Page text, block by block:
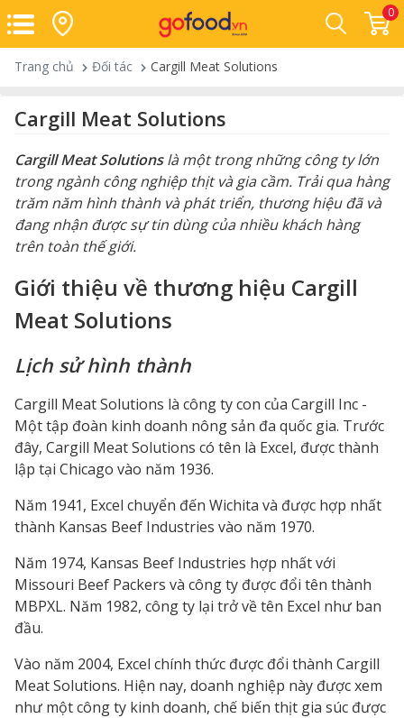
0
Trang chủ Đối tác Cargill Meat Solutions
Cargill Meat Solutions
Cargill Meat Solutionslà một trong những công ty lớn
trong ngành công nghiệp thịt và gia cầm. Trải qua hàng
trăm năm hình thành và phát triển, thương hiệu đã và
đang nhận được sự tin dùng của nhiều khách hàng
trên toàn thế giới.
Giới thiệu về thương hiệu Cargill
Meat Solutions
Lịch sử hình thành
Cargill Meat Solutions là công ty con của Cargill Inc -
Một tập đoàn kinh doanh nông sản đa quốc gia. Trước
đây, Cargill Meat Solutions có tên là Excel, được thành
lập tại Chicago vào năm 1936.
Năm 1941, Excel chuyển đến Wichita và được hợp nhất
thành Kansas Beef Industries vào năm 1970.
Năm 1974, Kansas Beef Industries hợp nhất với
Missouri Beef Packers và công ty được đổi tên thành
MBPXL. Năm 1982, công ty lại trở về tên Excel như ban
đầu.
Vào năm 2004, Excel chính thức được đổi thành Cargill
Meat Solutions. Hiện nay, doanh nghiệp này được xem
như một công ty kinh doanh, chế biến thịt gia súc được